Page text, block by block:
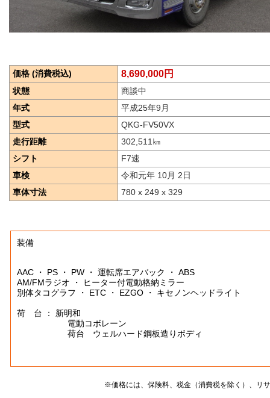
価格 (消費税込) 8,690,000円
状態
商談中
年式
平成25年9月
型式
QKG-FV50VX
走行距離
302,511㎞
シフト
F7速
車検
令和元年 10月 2日
車体寸法
780 x 249 x 329
装備
AAC ・ PS ・ PW ・ 運転席エアバック ・ ABS
AM/FMラジオ ・ ヒーター付電動格納ミラー
別体タコグラフ ・ ETC ・ EZGO ・ キセノンヘッドライト
荷 台 ： 新明和
電動コボレーン
荷台 ウェルハード鋼板造りボディ
※価格には、保険料、税金（消費税を除く）、リ